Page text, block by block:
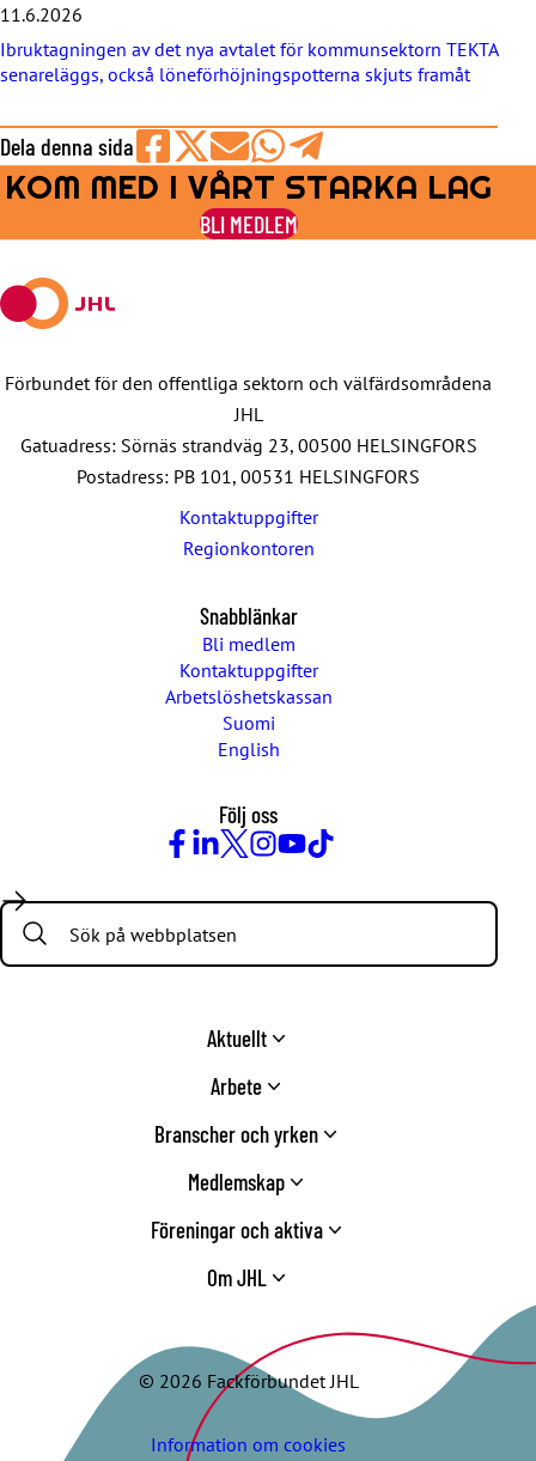
11.6.2026
Ibruktagningen av det nya avtalet för kommunsektorn TEKTA
senareläggs, också löneförhöjningspotterna skjuts framåt
Dela denna sida
Share
on
Facebook
Share
on
Share
by
E-
Share
on
WhatsApp
Share
on
Telegram
KOM MED I VÅRT STARKA LAG
BLI MEDLEM
Förbundet för den offentliga sektorn och välfärdsområdena
JHL
Gatuadress: Sörnäs strandväg 23, 00500 HELSINGFORS
Postadress: PB 101, 00531 HELSINGFORS
Kontaktuppgifter
Regionkontoren
Snabblänkar
Bli medlem
Kontaktuppgifter
Arbetslöshetskassan
Suomi
English
Följ oss
Search:
Aktuellt
Arbete
Branscher och yrken
Medlemskap
Föreningar och aktiva
Om JHL
© 2026 Fackförbundet JHL
Information om cookies